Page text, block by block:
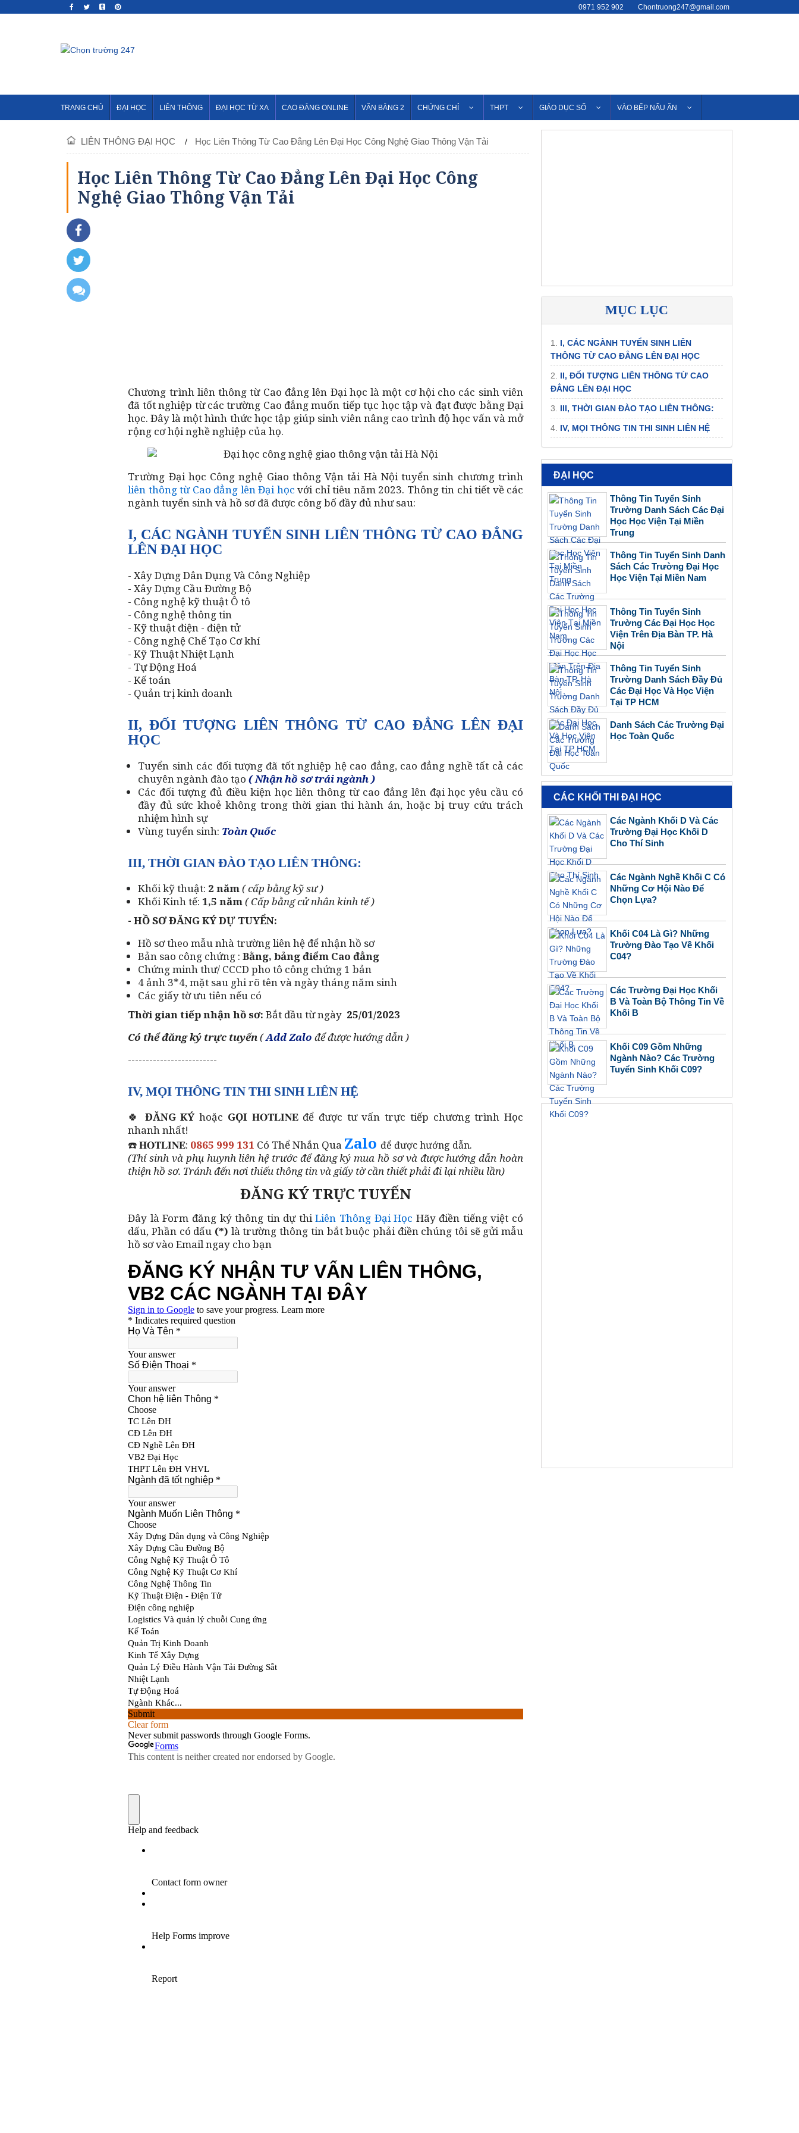
0971 952 902 Chontruong247@gmail.com
TRANG CHỦ ĐẠI HỌC LIÊN THÔNG ĐẠI HỌC TỪ XA CAO ĐẲNG ONLINE VĂN BẰNG 2 CHỨNG CHỈ THPT GIÁO DỤC SỐ VÀO BẾP NẤU ĂN
LIÊN THÔNG ĐẠI HỌC Học Liên Thông Từ Cao Đẳng Lên Đại Học Công Nghệ Giao Thông Vận Tải
Học Liên Thông Từ Cao Đẳng Lên Đại Học Công
Nghệ Giao Thông Vận Tải
Chương trình liên thông từ Cao đẳng lên Đại học là một cơ hội cho các sinh viên
đã tốt nghiệp từ các trường Cao đẳng muốn tiếp tục học tập và đạt được bằng Đại
học. Đây là một hình thức học tập giúp sinh viên nâng cao trình độ học vấn và mở
rộng cơ hội nghề nghiệp của họ.
Trường Đại học Công nghệ Giao thông Vận tải Hà Nội tuyển sinh chương trình
liên thông từ Cao đẳng lên Đại học với chỉ tiêu năm 2023. Thông tin chi tiết về các
ngành tuyển sinh và hồ sơ đã được công bố đầy đủ như sau:
I, CÁC NGÀNH TUYỂN SINH LIÊN THÔNG TỪ CAO ĐẲNG
LÊN ĐẠI HỌC
- Xây Dựng Dân Dụng Và Công Nghiệp
- Xây Dựng Cầu Đường Bộ
- Công nghệ kỹ thuật Ô tô
- Công nghệ thông tin
- Kỹ thuật điện - điện tử
- Công nghệ Chế Tạo Cơ khí
- Kỹ Thuật Nhiệt Lạnh
- Tự Động Hoá
- Kế toán
- Quản trị kinh doanh
II,ĐỐI TƯỢNG LIÊN THÔNG TỪ CAO ĐẲNG LÊN ĐẠI
HỌC
Tuyển sinh các đối tượng đã tốt nghiệp hệ cao đẳng, cao đẳng nghề tất cả các
chuyên ngành đào tạo( Nhận hồ sơ trái ngành )
Các đối tượng đủ điều kiện học liên thông từ cao đẳng lên đại học yêu cầu có
đầy đủ sức khoẻ không trong thời gian thi hành án, hoặc bị truy cứu trách
nhiệm hình sự
Vùng tuyển sinh: Toàn Quốc
III,THỜI GIAN ĐÀO TẠO LIÊN THÔNG:
Khối kỹ thuật: 2 năm( cấp bằng kỹ sư )
Khối Kinh tế: 1,5 năm( Cấp bằng cử nhân kinh tế )
-HỒ SƠ ĐĂNG KÝ DỰ TUYỂN:
Hồ sơ theo mẫu nhà trường liên hệ để nhận hồ sơ
Bản sao công chứng :Bằng, bảng điểm Cao đẳng
Chứng minh thư/ CCCD pho tô công chứng 1 bản
4 ảnh 3*4, mặt sau ghi rõ tên và ngày tháng năm sinh
Các giấy tờ ưu tiên nếu có
Thời gian tiếp nhận hồ sơ: Bắt đầu từ ngày 25/01/2023
Có thể đăng ký trực tuyến(Add Zalo để được hướng dẫn )
-------------------------
IV, MỌI THÔNG TIN THI SINH LIÊN HỆ
🍀 ĐĂNG KÝhoặc GỌI 𝐇𝐎𝐓𝐋𝐈𝐍𝐄 để được tư vấn trực tiếp chương trình Học
nhanh nhất!
☎️ 𝐇𝐎𝐓𝐋𝐈𝐍𝐄: 0865 999 131 Có Thể Nhắn Qua Zalo để được hướng dẫn.
(Thí sinh và phụ huynh liên hệ trước để đăng ký mua hồ sơ và được hướng dẫn hoàn
thiện hồ sơ. Tránh đến nơi thiếu thông tin và giấy tờ cần thiết phải đi lại nhiều lần)
ĐĂNG KÝ TRỰC TUYẾN
Đây là Form đăng ký thông tin dự thiLiên Thông Đại Học Hãy điền tiếng việt có
dấu, Phần có dấu (*) là trường thông tin bắt buộc phải điền chúng tôi sẽ gửi mẫu
hồ sơ vào Email ngay cho bạn
MỤC LỤC
1. I, CÁC NGÀNH TUYỂN SINH LIÊN
THÔNG TỪ CAO ĐẲNG LÊN ĐẠI HỌC
2. II, ĐỐI TƯỢNG LIÊN THÔNG TỪ CAO
ĐẲNG LÊN ĐẠI HỌC
3. III, THỜI GIAN ĐÀO TẠO LIÊN THÔNG:
4. IV, MỌI THÔNG TIN THI SINH LIÊN HỆ
ĐẠI HỌC
Thông Tin Tuyển Sinh
Trường Danh Sách Các Đại
Học Học Viện Tại Miền
Trung
Thông Tin Tuyển Sinh Danh
Sách Các Trường Đại Học
Học Viện Tại Miền Nam
Thông Tin Tuyển Sinh
Trường Các Đại Học Học
Viện Trên Địa Bàn TP. Hà
Nội
Thông Tin Tuyển Sinh
Trường Danh Sách Đầy Đủ
Các Đại Học Và Học Viện
Tại TP HCM
Danh Sách Các Trường Đại
Học Toàn Quốc
CÁC KHỐI THI ĐẠI HỌC
Các Ngành Khối D Và Các
Trường Đại Học Khối D
Cho Thí Sinh
Các Ngành Nghề Khối C Có
Những Cơ Hội Nào Để
Chọn Lựa?
Khối C04 Là Gì? Những
Trường Đào Tạo Về Khối
C04?
Các Trường Đại Học Khối
B Và Toàn Bộ Thông Tin Về
Khối B
Khối C09 Gồm Những
Ngành Nào? Các Trường
Tuyển Sinh Khối C09?